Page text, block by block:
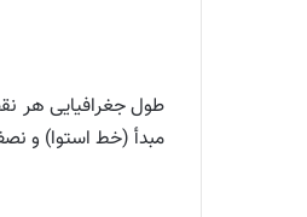
طول جغرافیایی هر
مبدأ (خط استوا) و